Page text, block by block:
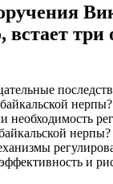
встает три
необходимость
нерпы?
и